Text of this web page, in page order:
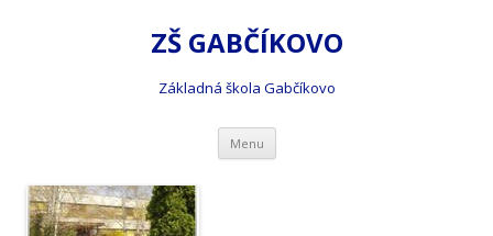
ZŠ GABČÍKOVO
Základná škola Gabčíkovo
Menu Preskočiť
obsah